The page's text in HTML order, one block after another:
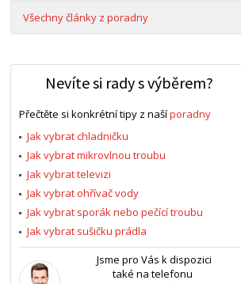
Všechny články z poradny
Nevíte si rady s výběrem?
Přečtěte si konkrétní tipy z našíporadny
Jak vybrat chladničku
Jak vybrat mikrovlnou troubu
Jak vybrat televizi
Jak vybrat ohřívač vody
Jak vybrat sporák nebo pečící troubu
Jak vybrat sušičku prádla
Jsme pro Vás k dispozici
také na telefonu